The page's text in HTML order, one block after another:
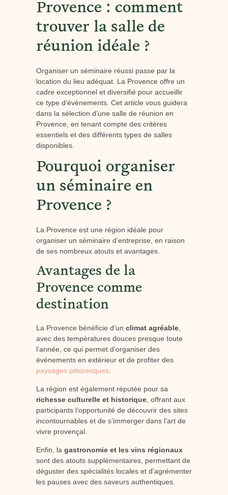
Provence : comment
trouver la salle de
réunion idéale ?
Organiser un séminaire réussi passe par la
location du lieu adéquat. La Provence offre un
cadre exceptionnel et diversifié pour accueillir
ce type d’événements. Cet article vous guidera
dans la sélection d’une salle de réunion en
Provence, en tenant compte des critères
essentiels et des différents types de salles
disponibles.
Pourquoi organiser
un séminaire en
Provence ?
La Provence est une région idéale pour
organiser un séminaire d’entreprise, en raison
de ses nombreux atouts et avantages.
Avantages de la
Provence comme
destination
La Provence bénéficie d’un climat agréable,
avec des températures douces presque toute
l’année, ce qui permet d’organiser des
événements en extérieur et de profiter des
paysages pittoresques.
La région est également réputée pour sa
richesse culturelle et historique, offrant aux
participants l’opportunité de découvrir des sites
incontournables et de s’immerger dans l’art de
vivre provençal.
Enfin, la gastronomie et les vins régionaux
sont des atouts supplémentaires, permettant de
déguster des spécialités locales et d’agrémenter
les pauses avec des saveurs authentiques.